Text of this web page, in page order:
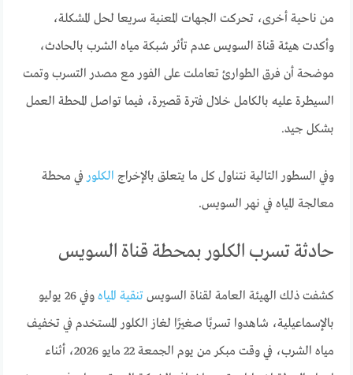
من ناحية أخرى، تحركت الجهات المعنية سريعا لحل المشكلة،
وأكدت هيئة قناة السويس عدم تأثر شبكة مياه الشرب بالحادث،
موضحة أن فرق الطوارئ تعاملت على الفور مع مصدر التسرب وتمت
السيطرة عليه بالكامل خلال فترة قصيرة، فيما تواصل المحطة العمل
بشكل جيد.
وفي السطور التالية نتناول كل ما يتعلق بالإخراج الكلور في محطة
معالجة المياه في نهر السويس.
حادثة تسرب الكلور بمحطة قناة السويس
كشفت ذلك الهيئة العامة لقناة السويستنقية المياه
وفي 26 يوليو
بالإسماعيلية، شاهدوا تسربًا صغيرًا لغاز الكلور المستخدم في تخفيف
مياه الشرب، في وقت مبكر من يوم الجمعة 22 مايو 2026، أثناء